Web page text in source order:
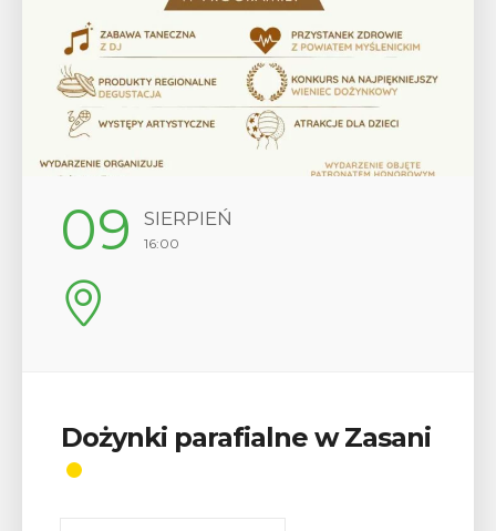
w Zasani
Wykład „Jak